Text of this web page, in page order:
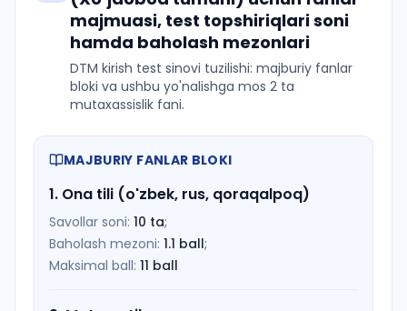
majmuasi, test topshiriqlari soni
hamda baholash mezonlari
DTM kirish test sinovi tuzilishi: majburiy fanlar
bloki va ushbu yo'nalishga mos 2 ta
mutaxassislik fani.
MAJBURIY FANLAR BLOKI
1. Ona tili (o'zbek, rus, qoraqalpoq)
Savollar soni: 10 ta;
Baholash mezoni: 1.1 ball;
Maksimal ball: 11 ball